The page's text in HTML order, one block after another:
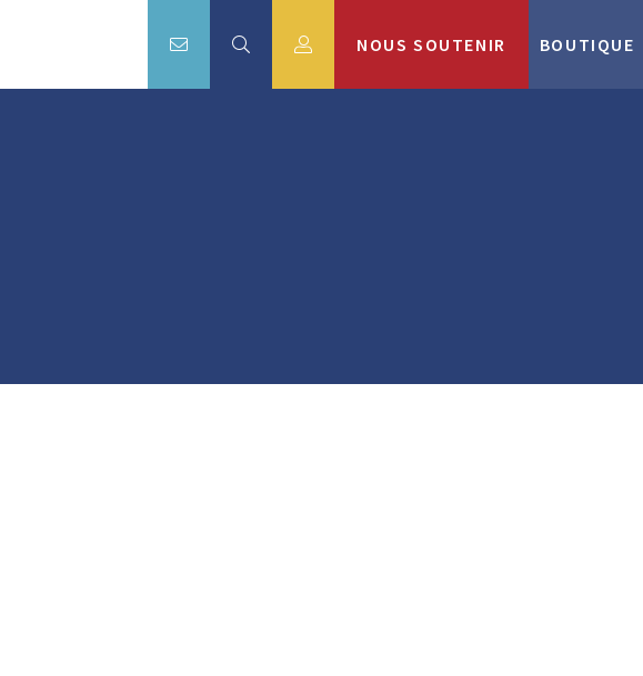
NOUS SOUTENIR BOUTIQUE